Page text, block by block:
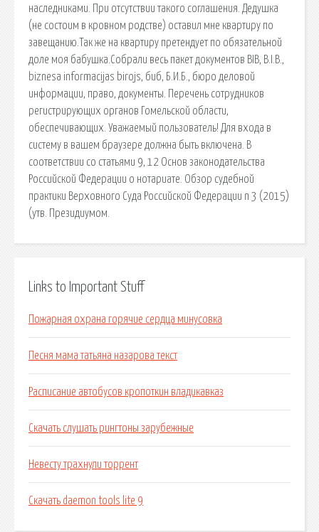
наследниками. При отсутствии такого соглашения. Дедушка
(не состоим в кровном родстве) оставил мне квартиру по
завещанию.Так же на квартиру претендует по обязательной
доле моя бабушка.Собрали весь пакет документов BIB, B.I.B.,
biznesa informacijas birojs, биб, Б.И.Б., бюро деловой
информации, право, документы. Перечень сотрудников
регистрирующих органов Гомельской области,
обеспечивающих. Уважаемый пользователь! Для входа в
систему в вашем браузере должна быть включена. В
соответствии со статьями 9, 12 Основ законодательства
Российской Федерации о нотариате. Обзор судебной
практики Верховного Суда Российской Федерации n 3 (2015)
(утв. Президиумом.
Links to Important Stuff
Пожарная охрана горячие сердца минусовка
Песня мама татьяна назарова текст
Расписание автобусов кропоткин владикавказ
Скачать слушать рингтоны зарубежные
Невесту трахнули торрент
Скачать daemon tools lite 9